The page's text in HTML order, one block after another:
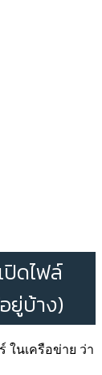
ปิดไฟล์
ยู่บ้าง)